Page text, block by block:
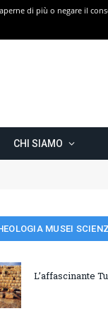
CHI SIAMO
MUSEI
L’affascinante
di più o negare il